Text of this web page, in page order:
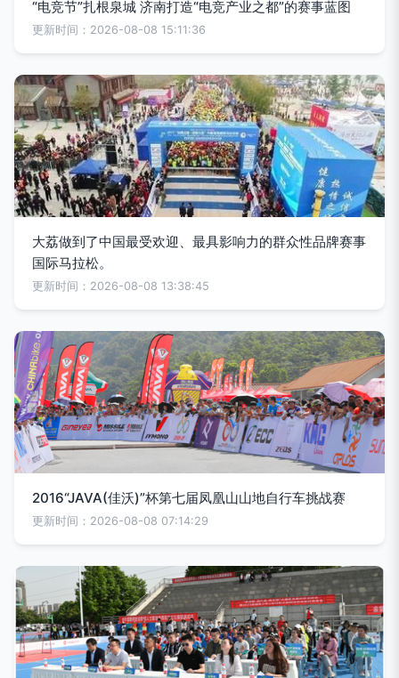
“电竞节”扎根泉城 济南打造“电竞产业之都”的赛事蓝图
更新时间：2026-08-08 15:11:36
大荔做到了中国最受欢迎、最具影响力的群众性品牌赛事
国际马拉松。
更新时间：2026-08-08 13:38:45
2016“JAVA(佳沃)”杯第七届凤凰山山地自行车挑战赛
更新时间：2026-08-08 07:14:29